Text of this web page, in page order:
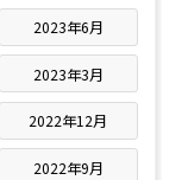
2023年6月
2023年3月
2022年12月
2022年9月